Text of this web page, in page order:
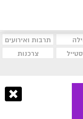
תרבות ואירועים
צרכנות